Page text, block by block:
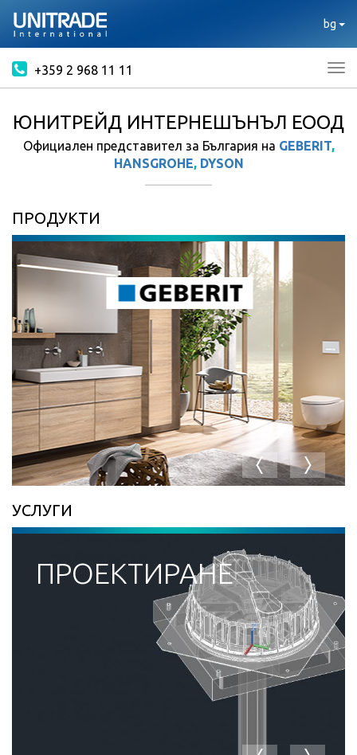
bg
+359 2 968 11 11
ЮНИТРЕЙД ИНТЕРНЕШЪНЪЛ ЕООД
Официален представител за България на GEBERIT,
HANSGROHE, DYSON
ПРОДУКТИ
УСЛУГИ
ПРОЕКТИРАНЕ